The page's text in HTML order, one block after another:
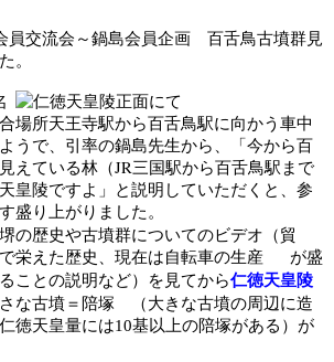
員交流会～鍋島会員企画 百舌鳥古墳群見
。
場所天王寺駅から百舌鳥駅に向かう車中
うで、引率の鍋島先生から、「今から百
えている林（JR三国駅から百舌鳥駅まで
皇陵ですよ」と説明していただくと、参
盛り上がりました。
の歴史や古墳群についてのビデオ（貿
栄えた歴史、現在は自転車の生産
が盛
ことの説明など）を 見てから仁徳天皇陵
な古墳＝陪塚 （大きな古墳の周辺に造
徳天皇量には10基以上の陪塚がある）が